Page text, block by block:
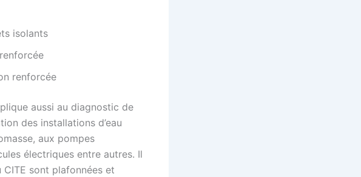
isolants
renforcée
aussi au diagnostic de
des installations d’eau
aux pompes
électriques entre autres. Il
sont plafonnées et